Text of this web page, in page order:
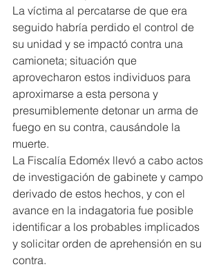
La víctima al percatarse de que era
seguido habría perdido el control de
su unidad y se impactó contra una
camioneta; situación que
aprovecharon estos individuos para
aproximarse a esta persona y
presumiblemente detonar un arma de
fuego en su contra, causándole la
muerte.
La Fiscalía Edoméx llevó a cabo actos
de investigación de gabinete y campo
derivado de estos hechos, y con el
avance en la indagatoria fue posible
identificar a los probables implicados
y solicitar orden de aprehensión en su
contra.